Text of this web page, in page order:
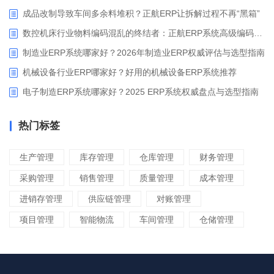
成品改制导致车间多余料堆积？正航ERP让拆解过程不再“黑箱”
制造业ERP系统哪家好？2026年制造业ERP权威评估与选型指南
机械设备行业ERP哪家好？好用的机械设备ERP系统推荐
电子制造ERP系统哪家好？2025 ERP系统权威盘点与选型指南
热门标签
生产管理 库存管理 仓库管理 财务管理
采购管理 销售管理 质量管理 成本管理
进销存管理 供应链管理 对账管理
项目管理 智能物流 车间管理 仓储管理